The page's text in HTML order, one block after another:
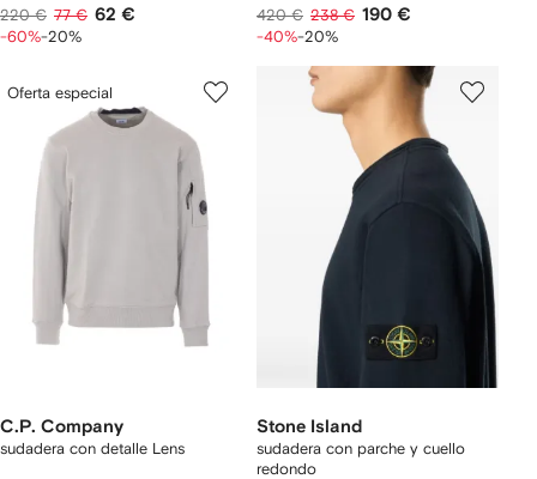
220 € 77 € 62 €
-60%-20%
420 € 238 € 190 €
-40%-20%
Oferta especial
C.P. Company
sudadera con detalle Lens
Stone Island
sudadera con parche y cuello
redondo